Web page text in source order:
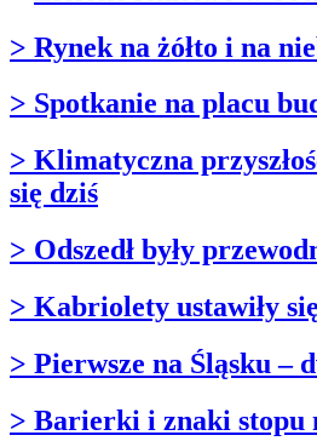
> Rynek na żółto i na
> Spotkanie na placu
> Klimatyczna
się dziś
> Odszedł były
> Kabriolety ustawiły
> Pierwsze na Śląsku –
> Barierki i znaki stopu